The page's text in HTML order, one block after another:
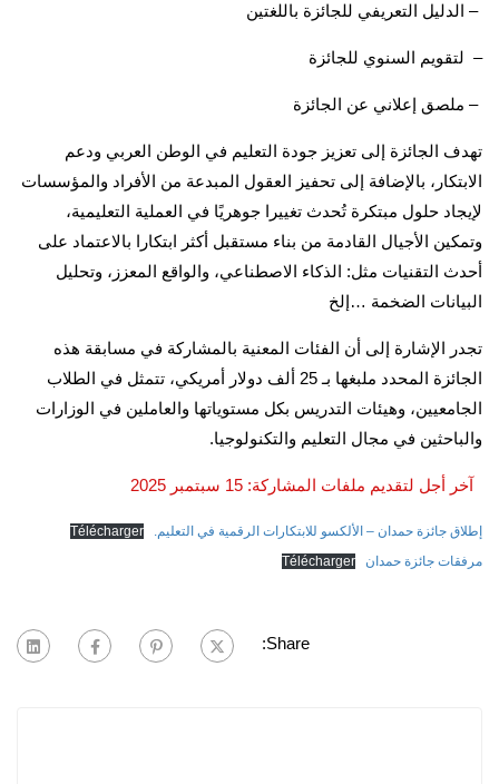
– الدليل التعريفي للجائزة باللغتين
– لتقويم السنوي للجائزة
– ملصق إعلاني عن الجائزة
تهدف الجائزة إلى تعزيز جودة التعليم في الوطن العربي ودعم
الابتكار، بالإضافة إلى تحفيز العقول المبدعة من الأفراد والمؤسسات
لإيجاد حلول مبتكرة تُحدث تغييرا جوهريًا في العملية التعليمية،
وتمكين الأجيال القادمة من بناء مستقبل أكثر ابتكارا بالاعتماد على
أحدث التقنيات مثل: الذكاء الاصطناعي، والواقع المعزز، وتحليل
البيانات الضخمة …إلخ
تجدر الإشارة إلى أن الفئات المعنية بالمشاركة في مسابقة هذه
الجائزة المحدد ملبغها بـ 25 ألف دولار أمريكي، تتمثل في الطلاب
الجامعيين، وهيئات التدريس بكل مستوياتها والعاملين في الوزارات
والباحثين في مجال التعليم والتكنولوجيا.
آخر أجل لتقديم ملفات المشاركة: 15 سبتمبر 2025
إطلاق جائزة حمدان – الألكسو للابتكارات الرقمية في التعليم.
Télécharger
مرفقات جائزة حمدان
Télécharger
Share: